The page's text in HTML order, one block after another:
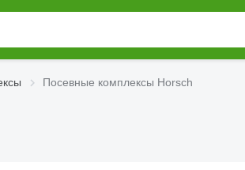
Посевные комплексы Horsch